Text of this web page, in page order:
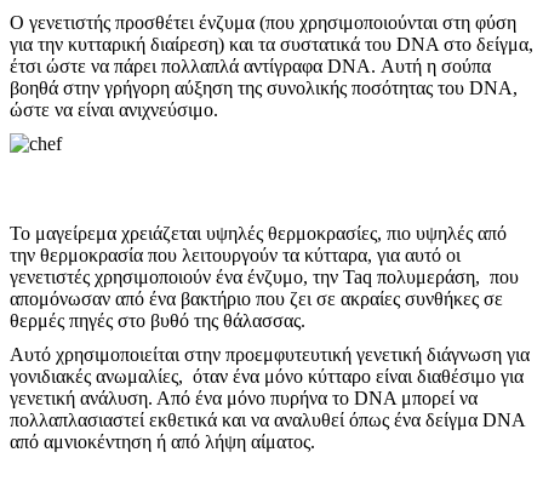
Ο γενετιστής προσθέτει ένζυμα (που χρησιμοποιούνται στη φύση
για την κυτταρική διαίρεση) και τα συστατικά του DNA στο δείγμα,
έτσι ώστε να πάρει πολλαπλά αντίγραφα DNA. Αυτή η σούπα
βοηθά στην γρήγορη αύξηση της συνολικής ποσότητας του DNA,
ώστε να είναι ανιχνεύσιμο.
Το μαγείρεμα χρειάζεται υψηλές θερμοκρασίες, πιο υψηλές από
την θερμοκρασία που λειτουργούν τα κύτταρα, για αυτό οι
γενετιστές χρησιμοποιούν ένα ένζυμο, την Taq πολυμεράση, που
απομόνωσαν από ένα βακτήριο που ζει σε ακραίες συνθήκες σε
θερμές πηγές στο βυθό της θάλασσας.
Αυτό χρησιμοποιείται στην προεμφυτευτική γενετική διάγνωση για
γονιδιακές ανωμαλίες, όταν ένα μόνο κύτταρο είναι διαθέσιμο για
γενετική ανάλυση. Από ένα μόνο πυρήνα το DNA μπορεί να
πολλαπλασιαστεί εκθετικά και να αναλυθεί όπως ένα δείγμα DNA
από αμνιοκέντηση ή από λήψη αίματος.